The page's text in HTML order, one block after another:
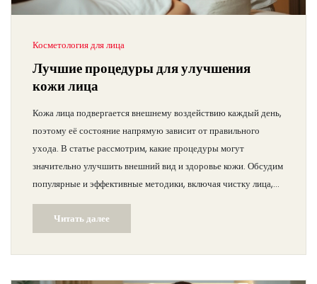
Косметология для лица
Лучшие процедуры для улучшения
кожи лица
Кожа лица подвергается внешнему воздействию каждый день,
поэтому её состояние напрямую зависит от правильного
ухода. В статье рассмотрим, какие процедуры могут
значительно улучшить внешний вид и здоровье кожи. Обсудим
популярные и эффективные методики, включая чистку лица,
увлажнение, а также новейшие аппаратные технологии.
Узнаем, как правильно подобрать процедуру под тип кожи и
какие рекомендации профессионалов помогут поддерживать
кожу в отличном состоянии. А также раскроем несколько
Читать далее